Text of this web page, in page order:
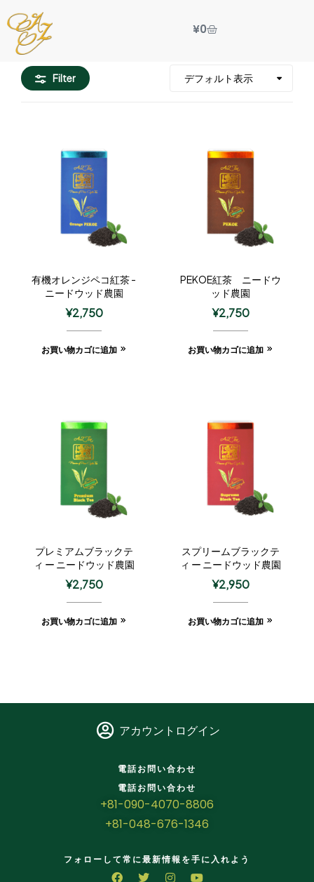
¥0
Filter
有機オレンジペコ紅茶 -
ニードウッド農園
¥2,750
お買い物カゴに追加
PEKOE紅茶 ニードウ
ッド農園
¥2,750
お買い物カゴに追加
プレミアムブラックテ
ィ ー ニードウッド農園
¥2,750
お買い物カゴに追加
スプリームブラックテ
ィ ー ニードウッド農園
¥2,950
お買い物カゴに追加
アカウントログイン
電話お問い合わせ
電話お問い合わせ
+81-090-4070-8806
+81-048-676-1346
フォローして常に最新情報を手に入れよう